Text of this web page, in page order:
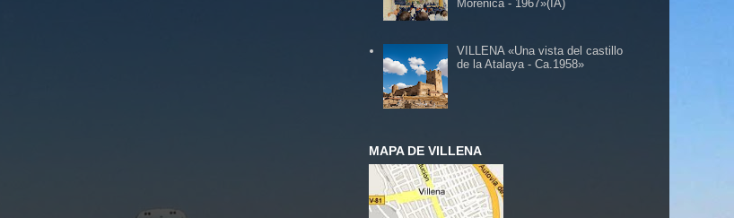
Morenica - 1967»(IA)
VILLENA «Una vista del castillo
de la Atalaya - Ca.1958»
MAPA DE VILLENA